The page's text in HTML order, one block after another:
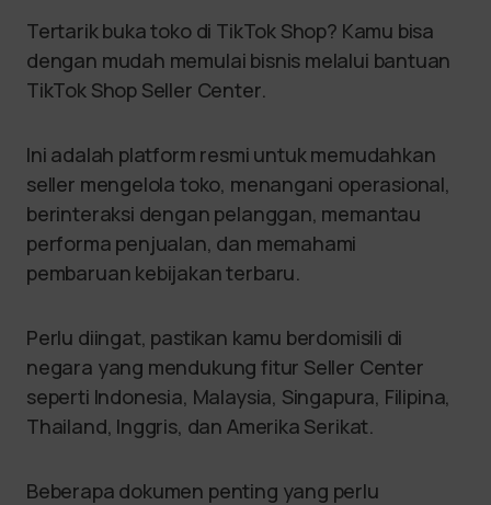
Tertarik buka toko di TikTok Shop? Kamu bisa
dengan mudah memulai bisnis melalui bantuan
TikTok Shop Seller Center.
Ini adalah platform resmi untuk memudahkan
seller mengelola toko, menangani operasional,
berinteraksi dengan pelanggan, memantau
performa penjualan, dan memahami
pembaruan kebijakan terbaru.
Perlu diingat, pastikan kamu berdomisili di
negara yang mendukung fitur Seller Center
seperti Indonesia, Malaysia, Singapura, Filipina,
Thailand, Inggris, dan Amerika Serikat.
Beberapa dokumen penting yang perlu